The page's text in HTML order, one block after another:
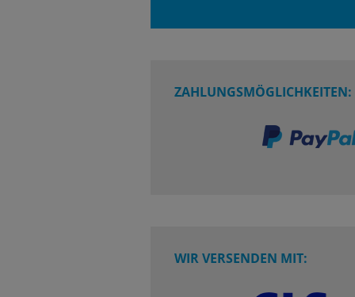
ZAHLUNGSMÖGLICHKEITEN:
WIR VERSENDEN MIT: